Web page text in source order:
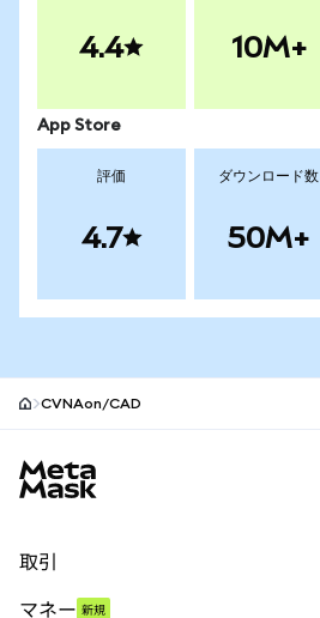
4.4 10M+
App Store
評価
4.7
ダウンロード数
50M+
CVNAon/CAD
取引
マネー 新規